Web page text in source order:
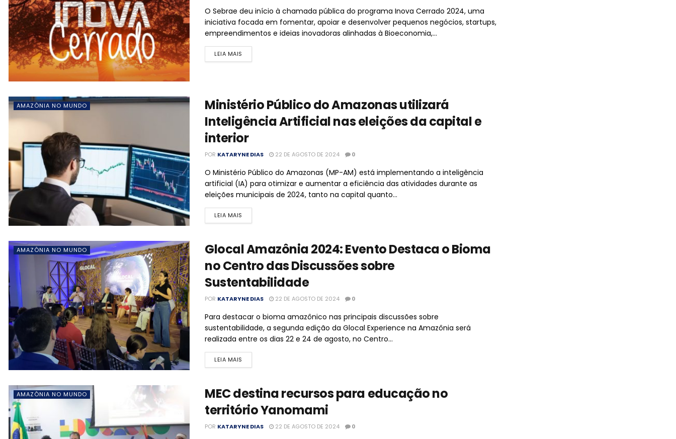
O Sebrae deu início à chamada pública do programa Inova Cerrado 2024, uma
iniciativa focada em fomentar, apoiar e desenvolver pequenos negócios, startups,
empreendimentos e ideias inovadoras alinhadas à Bioeconomia,...
LEIA MAIS
AMAZÔNIA NO MUNDO
Ministério Público do Amazonas utilizará
Inteligência Artificial nas eleições da capital e
interior
POR KATARYNE DIAS 22 DE AGOSTO DE 2024 0
O Ministério Público do Amazonas (MP-AM) está implementando a inteligência
artificial (IA) para otimizar e aumentar a eficiência das atividades durante as
eleições municipais de 2024, tanto na capital quanto...
LEIA MAIS
AMAZÔNIA NO MUNDO
Glocal Amazônia 2024: Evento Destaca o Bioma
no Centro das Discussões sobre
Sustentabilidade
POR KATARYNE DIAS 22 DE AGOSTO DE 2024 0
Para destacar o bioma amazônico nas principais discussões sobre
sustentabilidade, a segunda edição da Glocal Experience na Amazônia será
realizada entre os dias 22 e 24 de agosto, no Centro...
LEIA MAIS
AMAZÔNIA NO MUNDO
MEC destina recursos para educação no
território Yanomami
POR KATARYNE DIAS 22 DE AGOSTO DE 2024 0